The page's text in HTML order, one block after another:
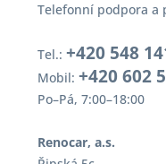
Telefonní podpora a
Tel.: +420 548
Mobil: +420 602
Po–Pá, 7:00–18:00
Renocar, a.s.